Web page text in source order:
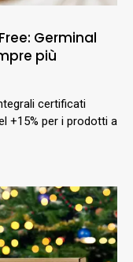
Germinal
più
certificati
+15% per i prodotti a